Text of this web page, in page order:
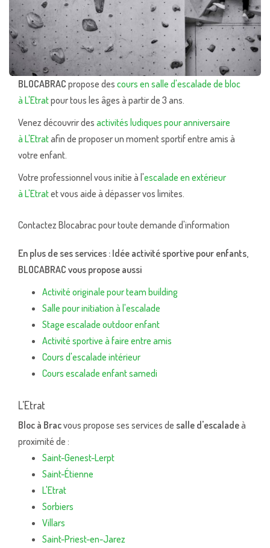
BLOCABRAC propose des cours en salle d'escalade de bloc
à L'Etratpour tous les âges à partir de 3 ans.
Venez découvrir des activités ludiques pour anniversaire
à L'Etratafin de proposer un moment sportif entre amis à
votre enfant.
Votre professionnel vous initie à l'escalade en extérieur
à L'Etratet vous aide à dépasser vos limites.
Contactez Blocabrac pour toute demande d'information
En plus de ses services : Idée activité sportive pour enfants,
BLOCABRAC vous propose aussi
Activité originale pour team building
Salle pour initiation à l'escalade
Stage escalade outdoor enfant
Activité sportive à faire entre amis
Cours d'escalade intérieur
Cours escalade enfant samedi
L'Etrat
Bloc à Bracvous propose ses services de salle d'escaladeà
proximité de :
Saint-Genest-Lerpt
Saint-Étienne
L'Etrat
Sorbiers
Villars
Saint-Priest-en-Jarez